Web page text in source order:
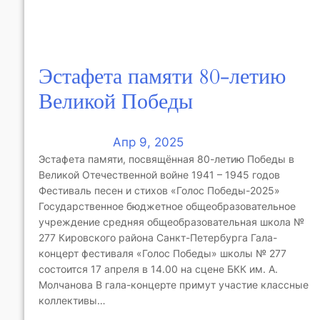
Эстафета памяти 80-летию
Великой Победы
Апр 9, 2025
Эстафета памяти, посвящённая 80-летию Победы в
Великой Отечественной войне 1941 – 1945 годов
Фестиваль песен и стихов «Голос Победы-2025»
Государственное бюджетное общеобразовательное
учреждение средняя общеобразовательная школа №
277 Кировского района Санкт-Петербурга Гала-
концерт фестиваля «Голос Победы» школы № 277
состоится 17 апреля в 14.00 на сцене БКК им. А.
Молчанова В гала-концерте примут участие классные
коллективы…